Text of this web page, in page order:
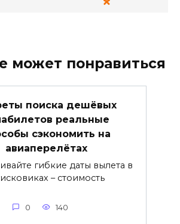
может понравиться
поиска дешёвых
реальные
сэкономить на
авиаперелётах
гибкие даты вылета в
– стоимость
0 140